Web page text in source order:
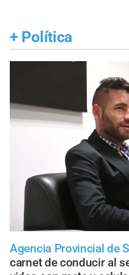
+ Política
Agencia Provincial de
carnet de conducir al